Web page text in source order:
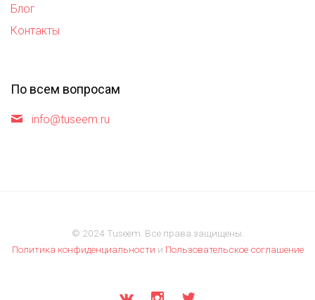
Блог
Контакты
По всем вопросам
info@tuseem.ru
© 2024 Tuseem. Все права защищены.
Политика конфиденциальности и Пользовательское соглашение